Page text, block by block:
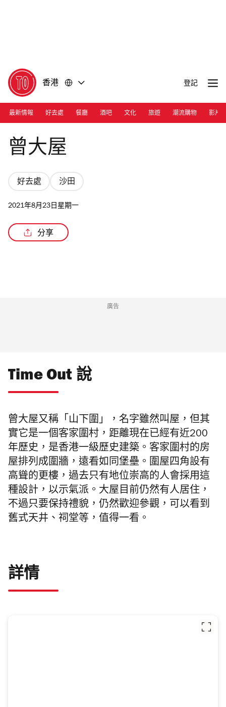
香港 登記
最新情報 好去處 餐廳 酒吧 文化 旅遊 潮流購物 影片
Photograph: Tsui Tin Yu
曾大屋
好去處 沙田
2021年8月23日星期一
分享
廣告
Time Out 說
曾大屋又稱「山下圍」，名字雖然叫屋，但其
實它是一個客家圍村，距離現在已經有近200
年歷史，是香港一級歷史建築。客家圍村的房
屋排列成圍牆，遠看如同堡壘。圍屋四角設有
高聳的更樓，過去只有地位崇高的人會採用這
種設計，以示氣派。大屋目前仍然有人居住，
不過只要保持禮貌，仍然歡迎參觀，可以看到
舊式天井、祠堂等，值得一看。
詳情